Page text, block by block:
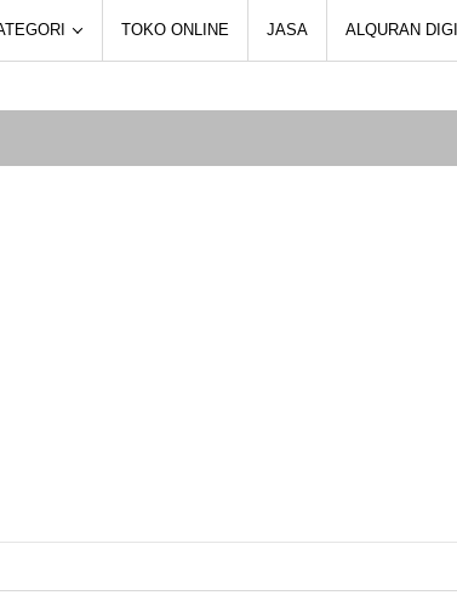
TOKO ONLINE JASA ALQURAN